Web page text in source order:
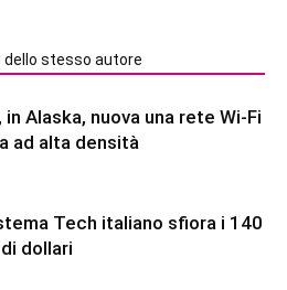
dello stesso autore
in Alaska, nuova una rete Wi-Fi
ad alta densità
Tech italiano sfiora i 140
dollari